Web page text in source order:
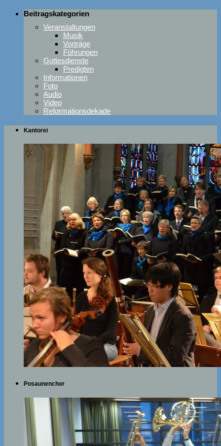
Beitragskategorien
Veranstaltungen
Musik
Vorträge
Führungen
Gottesdienste
Predigten
Informationen
Foto
Audio
Video
Reformationsdekade
Kantorei
Posaunenchor